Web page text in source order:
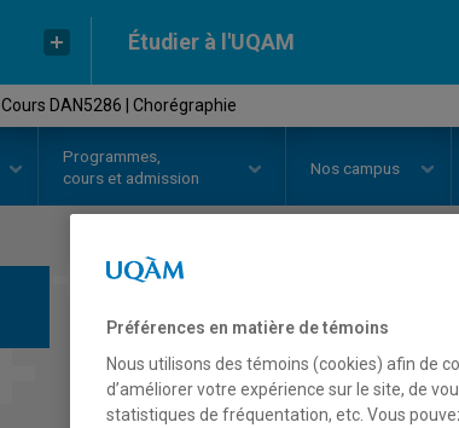
Étudier à l'UQAM
Cours DAN5286 | Chorégraphie
Programmes,
cours et admission
Nos campus
COURS// DAN5286
Description
Préférences en matière de témoins
Nous utilisons des témoins (cookies) afin de
d’améliorer votre expérience sur le site, de
statistiques de fréquentation, etc. Vous